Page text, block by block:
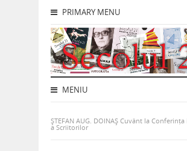
PRIMARY MENU
MENIU
ȘTEFAN AUG. DOINAȘ Cuvânt la
a Scriitorilor